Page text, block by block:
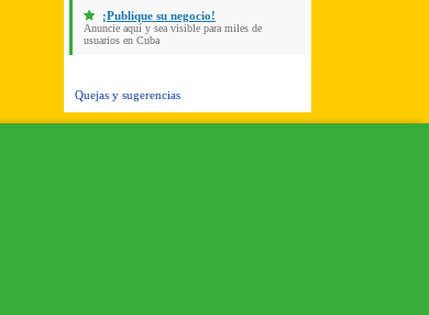
¡Publique su negocio!
Anuncie aquí y sea visible para miles de
usuarios en Cuba
Quejas y sugerencias